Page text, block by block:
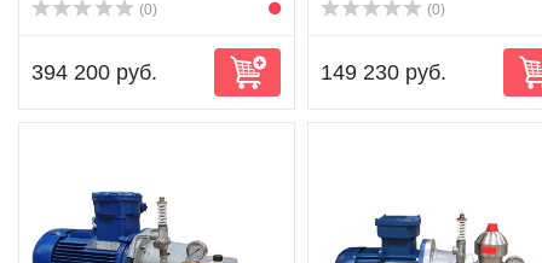
(0)
394 200 руб.
(0)
149 230 руб.